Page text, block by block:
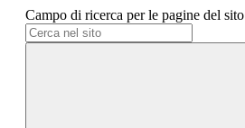
Campo di ricerca per le pagine del sito